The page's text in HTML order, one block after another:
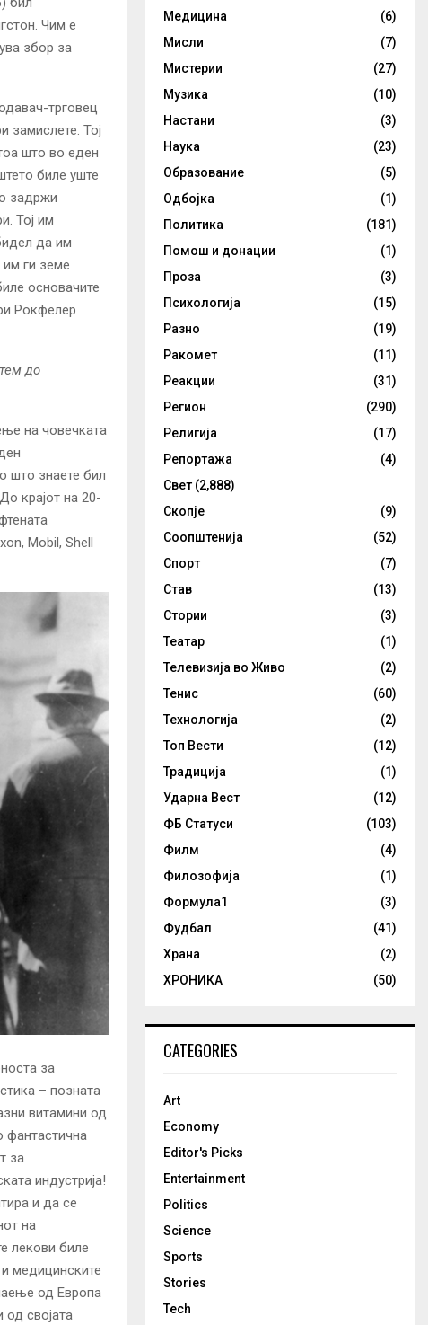
Чим е
збор за
трговец
замислете. Тој
што во еден
биле уште
задржи
Тој им
да им
ги земе
основачите
Рокфелер
до
на човечката
што знаете бил
крајот на 20-
Mobil, Shell
за
– позната
витамини од
фантастична
за
индустрија!
и да се
на
лекови биле
медицинските
од Европа
својата
Медицина
(6)
Мисли
(7)
Мистерии
(27)
Музика
(10)
Настани
(3)
Наука
(23)
Образование
(5)
Одбојка
(1)
Политика
(181)
Помош и донации
(1)
Проза
(3)
Психологија
(15)
Разно
(19)
Ракомет
(11)
Реакции
(31)
Регион
(290)
Религија
(17)
Репортажа
(4)
Свет (2,888)
Скопје
(9)
Соопштенија
(52)
Спорт
(7)
Став
(13)
Стории
(3)
Театар
(1)
Телевизија во Живо
(2)
Тенис
(60)
Технологија
(2)
Топ Вести
(12)
Традиција
(1)
Ударна Вест
(12)
ФБ Статуси
(103)
Филм
(4)
Филозофија
(1)
Формула1
(3)
Фудбал
(41)
Храна
(2)
ХРОНИКА
(50)
CATEGORIES
Art
Economy
Editor's Picks
Entertainment
Politics
Science
Sports
Stories
Tech